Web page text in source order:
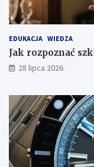
EDUKACJA WIEDZA
Jak rozpoznać
28 lipca 2026